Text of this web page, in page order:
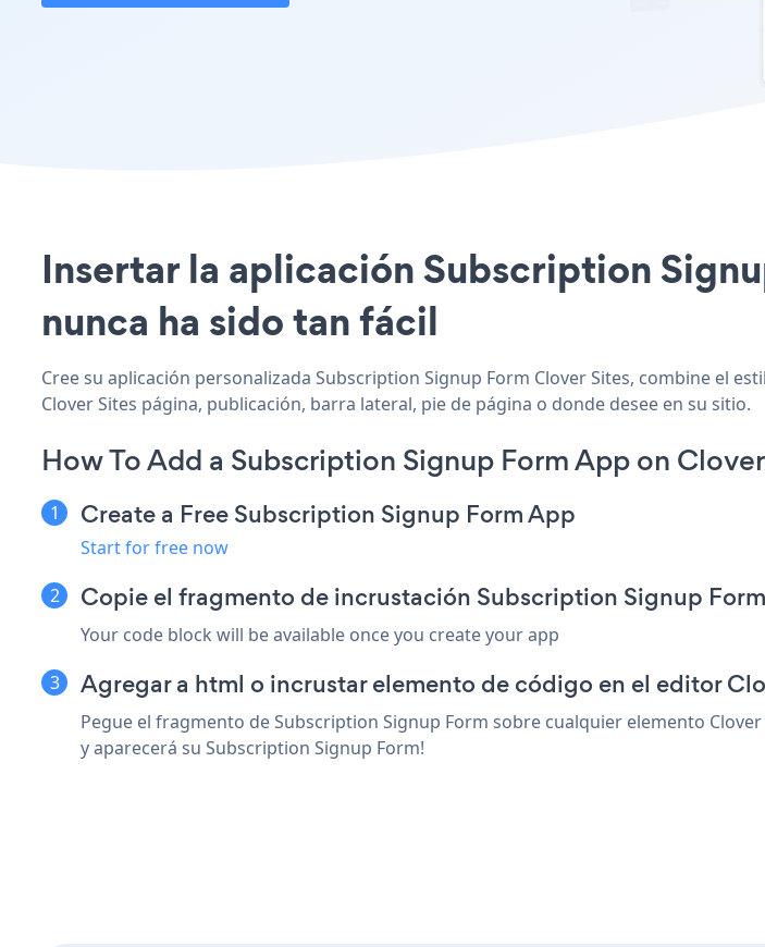
Insertar la aplicación Subscription
nunca ha sido tan fácil
Cree su aplicación personalizada Subscription Signup Form Clover Sites, combine el
Clover Sites página, publicación, barra lateral, pie de página o donde desee en su sitio.
How To Add a Subscription Signup Form App on
Create a Free Subscription Signup Form App
Start for free now
Copie el fragmento de incrustación Subscription Signup
Your code block will be available once you create your app
Agregar a html o incrustar elemento de código en el editor
Pegue el fragmento de Subscription Signup Form sobre cualquier elemento
y aparecerá su Subscription Signup Form!